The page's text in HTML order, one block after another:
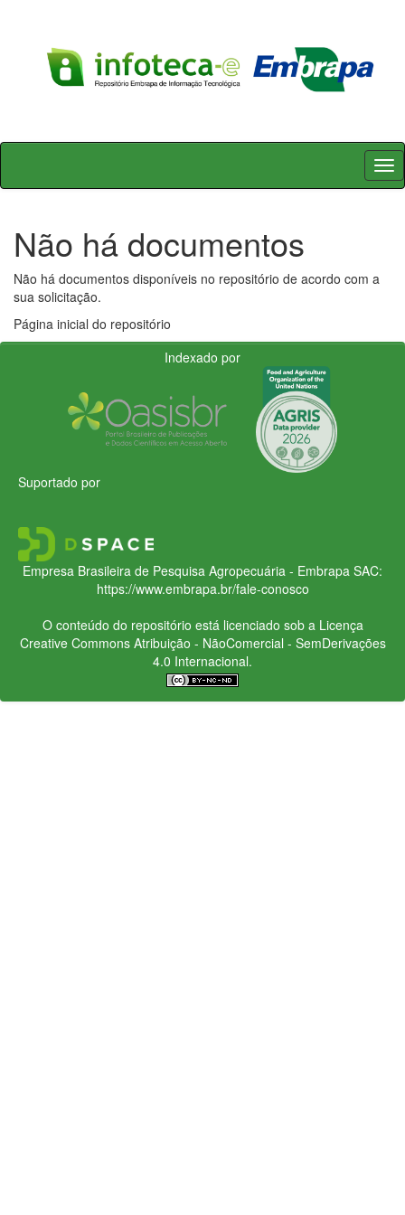
Skip
Não há documentos
Não há documentos disponíveis no repositório de acordo com a
sua solicitação.
Página inicial do repositório
Indexado por
Suportado por
Empresa Brasileira de Pesquisa Agropecuária - Embrapa SAC:
https://www.embrapa.br/fale-conosco
O conteúdo do repositório está licenciado sob a Licença
Creative CommonsAtribuição - NãoComercial - SemDerivações
4.0 Internacional.